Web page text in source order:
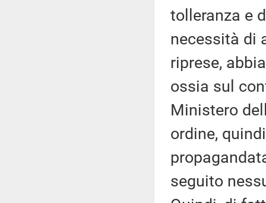
tolleranza e
necessità di
riprese,
ossia sul
Ministero
ordine,
seguito